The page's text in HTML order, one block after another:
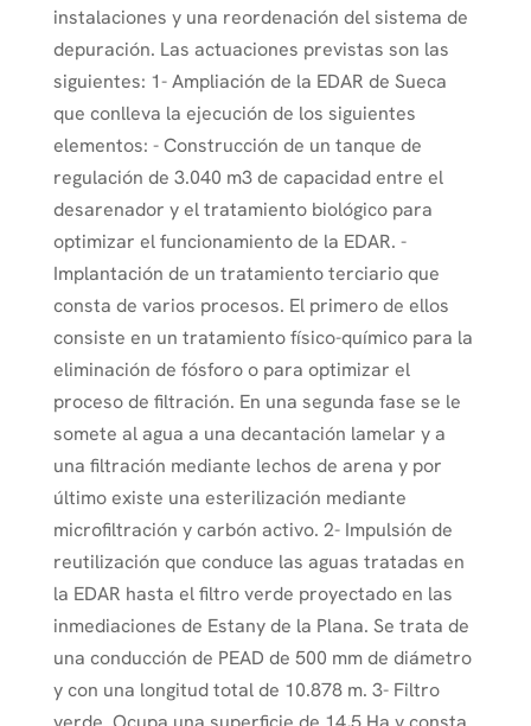
instalaciones y una reordenación del sistema de
depuración. Las actuaciones previstas son las
siguientes: 1- Ampliación de la EDAR de Sueca
que conlleva la ejecución de los siguientes
elementos: - Construcción de un tanque de
regulación de 3.040 m3 de capacidad entre el
desarenador y el tratamiento biológico para
optimizar el funcionamiento de la EDAR. -
Implantación de un tratamiento terciario que
consta de varios procesos. El primero de ellos
consiste en un tratamiento físico-químico para la
eliminación de fósforo o para optimizar el
proceso de filtración. En una segunda fase se le
somete al agua a una decantación lamelar y a
una filtración mediante lechos de arena y por
último existe una esterilización mediante
microfiltración y carbón activo. 2- Impulsión de
reutilización que conduce las aguas tratadas en
la EDAR hasta el filtro verde proyectado en las
inmediaciones de Estany de la Plana. Se trata de
una conducción de PEAD de 500 mm de diámetro
y con una longitud total de 10.878 m. 3- Filtro